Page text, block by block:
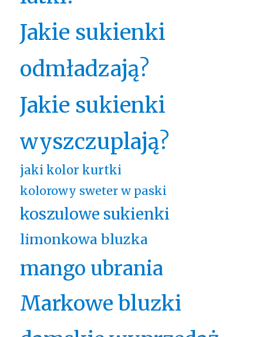
Jakie sukienki
odmładzają?
Jakie sukienki
wyszczuplają?
jaki kolor kurtki
kolorowy sweter w paski
koszulowe sukienki
limonkowa bluzka
mango ubrania
Markowe bluzki